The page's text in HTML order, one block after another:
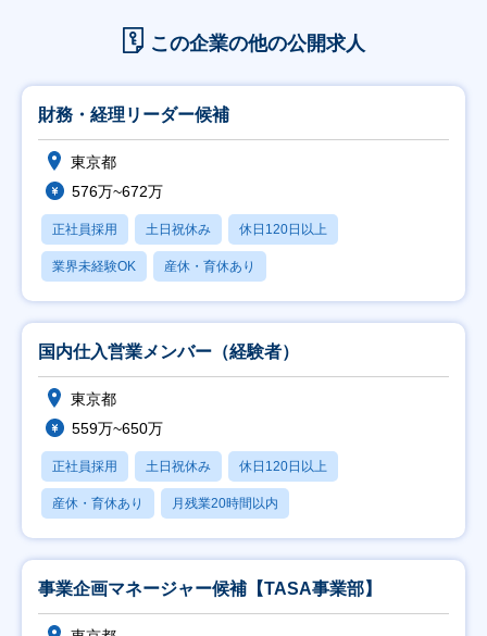
この企業の他の公開求人
財務・経理リーダー候補
東京都
576万~672万
正社員採用 土日祝休み 休日120日以上
業界未経験OK 産休・育休あり
国内仕入営業メンバー（経験者）
東京都
559万~650万
正社員採用 土日祝休み 休日120日以上
産休・育休あり 月残業20時間以内
事業企画マネージャー候補【TASA事業部】